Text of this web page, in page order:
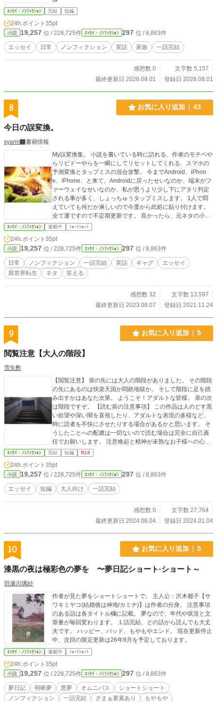
ｴｯｾｲ・ﾉﾝﾌｨｸｼｮﾝ 完結 短編
24h.ポイント 35pt
小説 19,257 位 / 228,725件 ｴｯｾｲ・ﾉﾝﾌｨｸｼｮﾝ 297 位 / 8,863件
エッセイ 日常 ノンフィクション 実話 家族 一話完結
感想数 0
文字数 5,157
最終更新日 2026.08.01
登録日 2026.08.01
8 お気に入り追加 43
今日の誤変換。
syarin
書籍情報
My誤変換集。 小説を書いている時に訪れる、作者のモチベや
らリビドーやらを一瞬にしてリセットしてくれる、スマホの
予測変換とタップミスの混合攻撃。 今までAndroid、iPhon
e、iPhone、と来て、Androidに戻ったせいなのか、端末がフ
ァーウェイなせいなのか、私が思うより少し下にアタリ判定
される事が多く、しょっちゅうタップミスします。 1人で悶
えていても何だか淋しいので今度から此処に貼り付けます。
全て運ですので不定期更新です。 良かったら、元ネタの小説
も読んで頂けると嬉しいです。
ｴｯｾｲ・ﾉﾝﾌｨｸｼｮﾝ 連載中 ｼｮｰﾄｼｮｰﾄ
24h.ポイント 35pt
小説 19,257 位 / 228,725件 ｴｯｾｲ・ﾉﾝﾌｨｸｼｮﾝ 297 位 / 8,863件
日常 ノンフィクション 一話完結 実話 ギャグ
エッセイ
異世界転生
ネタ 笑える
感想数 32
文字数 13,597
最終更新日 2023.08.07
登録日 2021.11.24
9 お気に入り追加 5
閲覧注意【大人の階段】
雪矢酢
【閲覧注意】 扉の先には大人の階段がありました。 その階段
の先にあるのは快楽天国か悶絶地獄か。 そして階段に足を踏
み出すかはあなた次第。 ようこそ！アダルトな皆様。 扉の次
は階段ですぞ。 【読む前の注意事項】 この作品は人のどす黒
い欲望や深い闇を直視したり、アダルトな表現の多様など、
時に読者を不快にさせたりする場合があるかと思います。 そ
うしたことへの配慮は一切ないので読む場合は完全に自己責
任でお願いします。 注意喚起と精神が未熟なお子様への心の
ダメージ回避とし、一定年齢以上のR18指定の設定をしまし
た。読者は最低限のマナーを持参した大人のみに限定してお
ります。堅苦しいことばかりですが、所詮素人が好き勝手書
いてる文章です。 【内容】 一話完結のエッセイです。 内容
は基本的に『大人の扉』や『ド・アダルト』と同じく日常の
疑問や現実あるあるなどを書き出します。 とはいえ内容はあ
ったことを文章にしており修正は基本的にしておりません。
誤字脱字が多数あると思われますがそういう作品ですのでご
ｴｯｾｲ・ﾉﾝﾌｨｸｼｮﾝ 完結 短編 R18
24h.ポイント 35pt
小説 19,257 位 / 228,725件 ｴｯｾｲ・ﾉﾝﾌｨｸｼｮﾝ 297 位 / 8,863件
エッセイ 短編 大人向け 一話完結
感想数 0
文字数 27,764
最終更新日 2024.08.04
登録日 2024.01.04
10 お気に入り追加 5
漆黒の夜は極彩色の夢を 〜夢日記ショート·ショート～
羽瀬川璃紗
作者が見た夢をショートショートで。 主人公：沢木都子【サ
ワキミヤコ(結婚後は神地/カミチ)】は作者の分身。 注意事項
のある話は各タイトル欄に記載。 夢なので、年代や状況と文
章量が毎回変わります。 １話完結、どの話から読んでも大丈
夫です。 ハッピー、バッド、もやもやエンド。 現在更新停止
中、次回の限定更新は26年9月を予定しております。
ｴｯｾｲ・ﾉﾝﾌｨｸｼｮﾝ 連載中 ｼｮｰﾄｼｮｰﾄ
24h.ポイント 35pt
小説 19,257 位 / 228,725件 ｴｯｾｲ・ﾉﾝﾌｨｸｼｮﾝ 297 位 / 8,863件
夢日記 明晰夢 悪夢 オムニバス
ショートショート
ノンフィクション
一話完結 ざまぁ要素あり もやもや